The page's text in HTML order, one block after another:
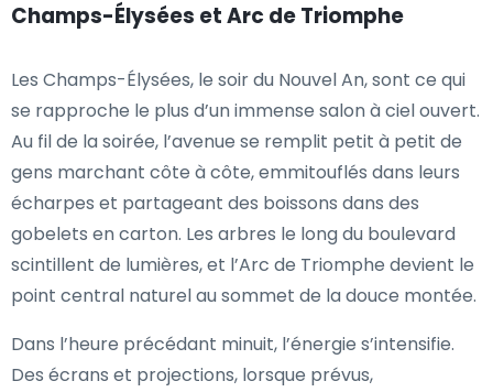
Champs-Élysées et Arc de Triomphe
Les Champs-Élysées, le soir du Nouvel An, sont ce qui
se rapproche le plus d’un immense salon à ciel ouvert.
Au fil de la soirée, l’avenue se remplit petit à petit de
gens marchant côte à côte, emmitouflés dans leurs
écharpes et partageant des boissons dans des
gobelets en carton. Les arbres le long du boulevard
scintillent de lumières, et l’Arc de Triomphe devient le
point central naturel au sommet de la douce montée.
Dans l’heure précédant minuit, l’énergie s’intensifie.
Des écrans et projections, lorsque prévus,